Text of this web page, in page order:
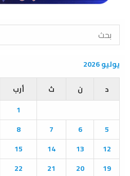
r
r
يوليو 2026
د
ن ث أرب
1
5
6
7
8
12
13
14
15
19
20
21
22